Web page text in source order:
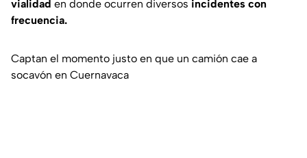
vialidad en donde ocurren diversos incidentes con
frecuencia.
Captan el momento justo en que un camión cae a
socavón en Cuernavaca